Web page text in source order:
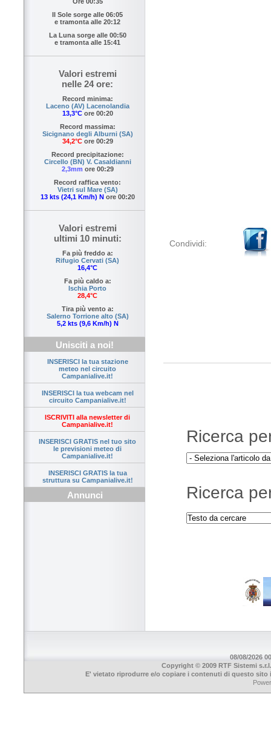
Il Sole sorge alle 06:05
e tramonta alle 20:12
La Luna sorge alle 00:50
e tramonta alle 15:41
Valori estremi
nelle 24 ore:
Record minima:
Laceno (AV) Lacenolandia
13,3°Core 00:20
Record massima:
Sicignano degli Alburni (SA)
34,2°Core 00:29
Record precipitazione:
Circello (BN) V. Casaldianni
2,3mm ore 00:29
Record raffica vento:
Vietri sul Mare (SA)
13 kts (24,1 Km/h) N ore 00:20
Valori estremi
ultimi 10 minuti:
Fa più freddo a:
Rifugio Cervati (SA)
16,4°C
Fa più caldo a:
Ischia Porto
28,4°C
Tira più vento a:
Salerno Torrione alto (SA)
5,2 kts (9,6 Km/h) N
Unisciti a noi!
INSERISCI la tua stazione
meteo nel circuito
Campanialive.it!
INSERISCI la tua webcam nel
circuito Campanialive.it!
ISCRIVITI alla newsletter di
Campanialive.it!
INSERISCI GRATIS nel tuo sito
le previsioni meteo di
Campanialive.it!
INSERISCI GRATIS la tua
struttura su Campanialive.it!
Annunci
Condividi:
Ricerca
Ricerca
08/08/2026
Copyright © 2009 RTF Sistemi
E' vietato riprodurre e/o copiare i contenuti di questo